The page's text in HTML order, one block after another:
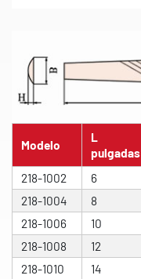
Modelo
L
pulgadas
218-1002
6
218-1004
8
218-1006
10
218-1008
12
218-1010
14